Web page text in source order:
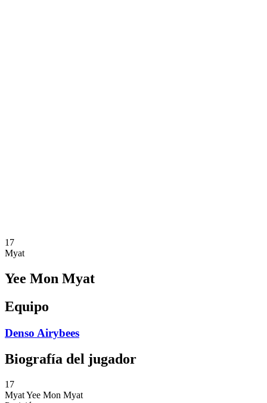
17
Myat
Yee Mon Myat
Equipo
Denso Airybees
Biografía del jugador
17
MyatYee Mon Myat